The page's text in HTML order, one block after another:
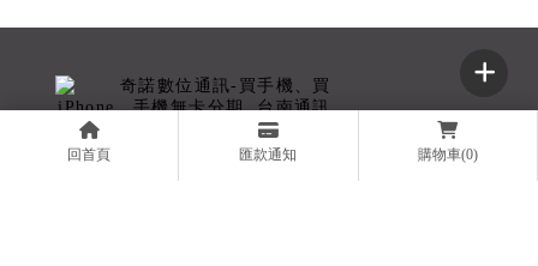
回首頁 匯款通知 購物車(0)
奇諾數位有限公司